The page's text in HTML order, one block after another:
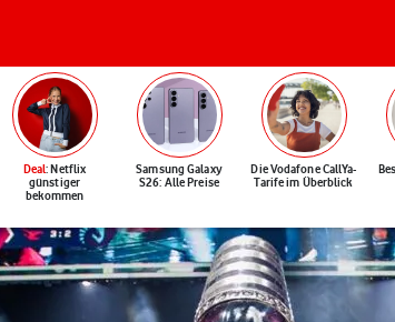
Deal: Netflix
günstiger
bekommen
Samsung Galaxy
S26: Alle Preise
Die Vodafone CallYa-
Tarife im Überblick